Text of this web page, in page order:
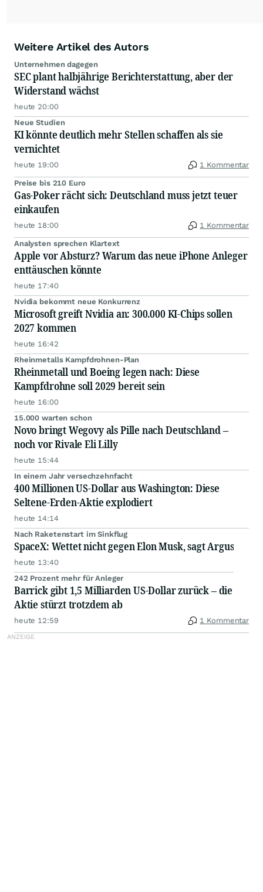
Weitere Artikel des Autors
Unternehmen dagegen
SEC plant halbjährige Berichterstattung, aber der
Widerstand wächst
heute 20:00
Neue Studien
KI könnte deutlich mehr Stellen schaffen als sie
vernichtet
heute 19:00 1 Kommentar
Preise bis 210 Euro
Gas-Poker rächt sich: Deutschland muss jetzt teuer
einkaufen
heute 18:00 1 Kommentar
Analysten sprechen Klartext
Apple vor Absturz? Warum das neue iPhone Anleger
enttäuschen könnte
heute 17:40
Nvidia bekommt neue Konkurrenz
Microsoft greift Nvidia an: 300.000 KI-Chips sollen
2027 kommen
heute 16:42
Rheinmetalls Kampfdrohnen-Plan
Rheinmetall und Boeing legen nach: Diese
Kampfdrohne soll 2029 bereit sein
heute 16:00
15.000 warten schon
Novo bringt Wegovy als Pille nach Deutschland –
noch vor Rivale Eli Lilly
heute 15:44
In einem Jahr versechzehnfacht
400 Millionen US-Dollar aus Washington: Diese
Seltene-Erden-Aktie explodiert
heute 14:14
Nach Raketenstart im Sinkflug
SpaceX: Wettet nicht gegen Elon Musk, sagt Argus
heute 13:40
242 Prozent mehr für Anleger
Barrick gibt 1,5 Milliarden US-Dollar zurück – die
Aktie stürzt trotzdem ab
heute 12:59 1 Kommentar